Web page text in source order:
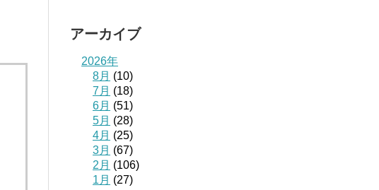
アーカイブ
2026年
8月 (10)
7月 (18)
6月 (51)
5月 (28)
4月 (25)
3月 (67)
2月 (106)
1月 (27)